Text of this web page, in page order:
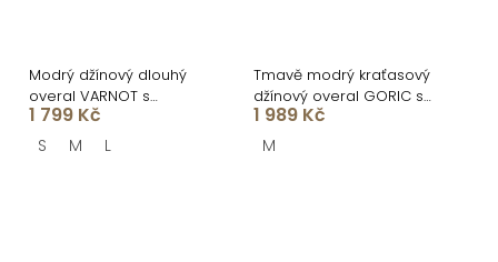
Modrý džínový dlouhý
overal VARNOT s
dlouhým rukávem
1 799 Kč
S M L
Tmavě modrý kraťasový
džínový overal GORIC s
dlouhým rukávem
1 989 Kč
M